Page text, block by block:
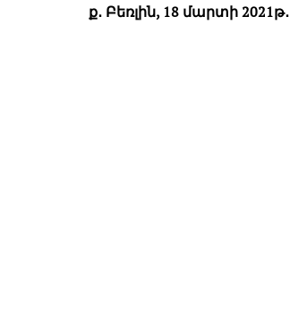
ք․ Բեռլին, 18 մարտի 2021թ․